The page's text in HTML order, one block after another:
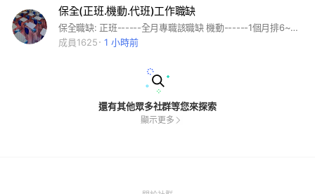
保全(正班.機動.代班)工作職缺
保全職缺: 正班------全月專職該職缺 機動------1個月排6~10班 一切需依政府規定&保全業法規執行 公司商譽及個人誠信需自行查核
成員1625
1 小時前
還有其他眾多社群等您來探索
顯示更多